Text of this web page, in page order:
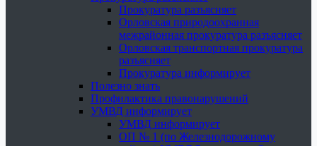
Прокуратура разъясняет
Орловская природоохранная
межрайонная прокуратура разъясняет
Орловская транспортная прокуратура
разъясняет
Прокуратура информирует
Полезно знать
Профилактика правонарушений
УМВД информирует
УМВД информирует
ОП № 1 (по Железнодорожному